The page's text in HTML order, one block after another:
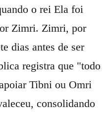
o rei Ela foi
Zimri. Zimri, por
dias antes de ser
registra que "todo
Tibni ou Omri
consolidando